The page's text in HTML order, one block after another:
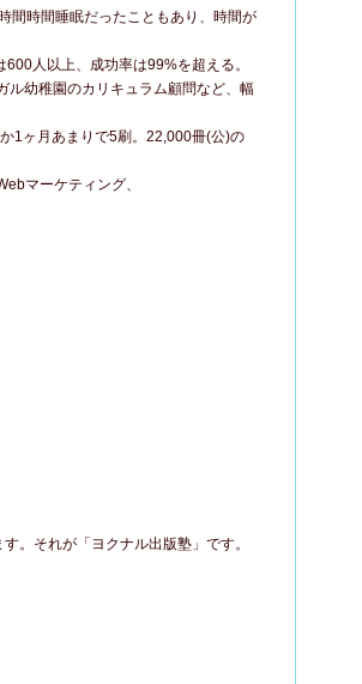
間時間睡眠だったこともあり、時間が
人以上、成功率は99%を超える。
ル幼稚園のカリキュラム顧問など、幅
1ヶ月あまりで5刷。22,000冊(公)の
マーケティング、
。それが「ヨクナル出版塾」です。